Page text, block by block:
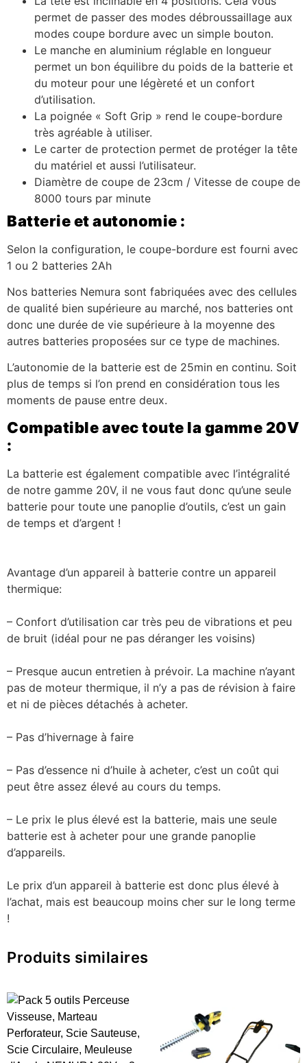
permet de passer des modes débroussaillage aux
modes coupe bordure avec un simple bouton.
Le manche en aluminium réglable en longueur
permet un bon équilibre du poids de la batterie et
du moteur pour une légèreté et un confort
d’utilisation.
La poignée « Soft Grip » rend le coupe-bordure
très agréable à utiliser.
Le carter de protection permet de protéger la tête
du matériel et aussi l’utilisateur.
Diamètre de coupe de 23cm / Vitesse de coupe de
8000 tours par minute
Batterie et autonomie :
Selon la configuration, le coupe-bordure est fourni avec
1 ou 2 batteries 2Ah
Nos batteries Nemura sont fabriquées avec des cellules
de qualité bien supérieure au marché, nos batteries ont
donc une durée de vie supérieure à la moyenne des
autres batteries proposées sur ce type de machines.
L’autonomie de la batterie est de 25min en continu. Soit
plus de temps si l’on prend en considération tous les
moments de pause entre deux.
Compatible avec toute la gamme 20V
:
La batterie est également compatible avec l’intégralité
de notre gamme 20V, il ne vous faut donc qu’une seule
batterie pour toute une panoplie d’outils, c’est un gain
de temps et d’argent !
Avantage d’un appareil à batterie contre un appareil
thermique:
– Confort d’utilisation car très peu de vibrations et peu
de bruit (idéal pour ne pas déranger les voisins)
– Presque aucun entretien à prévoir. La machine n’ayant
pas de moteur thermique, il n’y a pas de révision à faire
et ni de pièces détachés à acheter.
– Pas d’hivernage à faire
– Pas d’essence ni d’huile à acheter, c’est un coût qui
peut être assez élevé au cours du temps.
– Le prix le plus élevé est la batterie, mais une seule
batterie est à acheter pour une grande panoplie
d’appareils.
Le prix d’un appareil à batterie est donc plus élevé à
l’achat, mais est beaucoup moins cher sur le long terme
!
Produits similaires